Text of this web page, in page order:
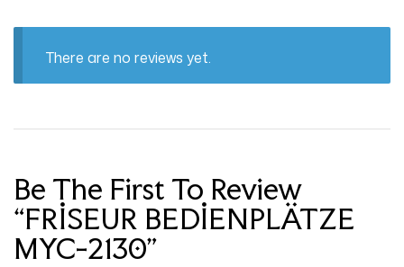
There are no reviews yet.
Be The First To Review
“FRİSEUR BEDİENPLÄTZE
MYC-2130”